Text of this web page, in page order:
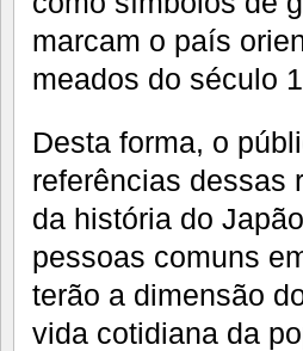
marcam o país
meados do século
Desta forma, o
referências dessas
da história do
pessoas comuns
terão a dimensão
vida cotidiana da